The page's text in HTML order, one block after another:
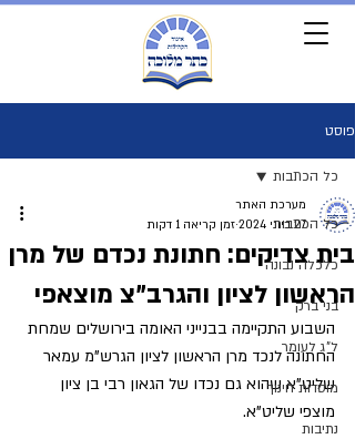
פוסט
כל הכתבות
כלכלה נבונה
בני ברק
ל"ג לעומר
מוסדות חינוך
נתיבות
כל הכתבות
בית צדיקים: חתונת נכדם של מרן
הראשון לציון והגרב"צ מוצאפי
מערכת האתר
27 ביוני 2024
זמן קריאה 1 דקות
השבוע התקיימה בבנייני האומה בירושלים שמחת
החתונה לנכד מרן הראשון לציון הגרש"מ עמאר
שליט"א שהוא גם נכדו של הגאון רבי בן ציון
מוצפי שליט"א.